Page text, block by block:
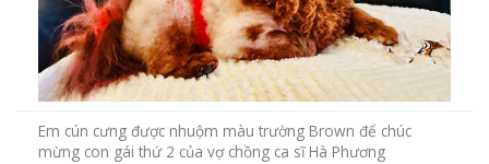
Em cún cưng được nhuộm màu trường Brown để chúc
mừng con gái thứ 2 của vợ chồng ca sĩ Hà Phương